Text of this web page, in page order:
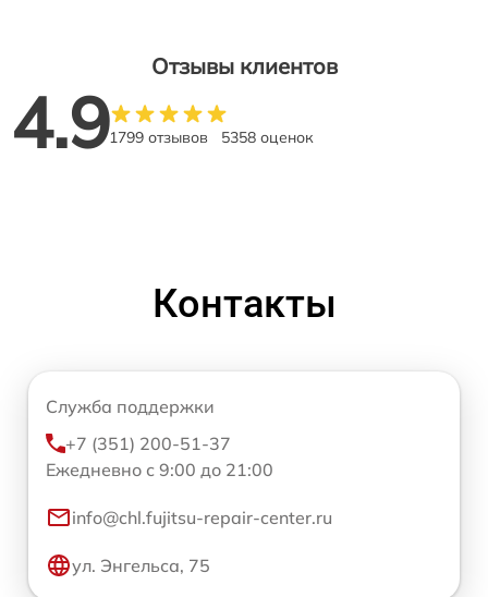
Отзывы клиентов
4.91799 отзывов 5358 оценок
Контакты
Служба поддержки
+7 (351) 200-51-37
Ежедневно с 9:00 до 21:00
info@chl.fujitsu-repair-center.ru
ул. Энгельса, 75